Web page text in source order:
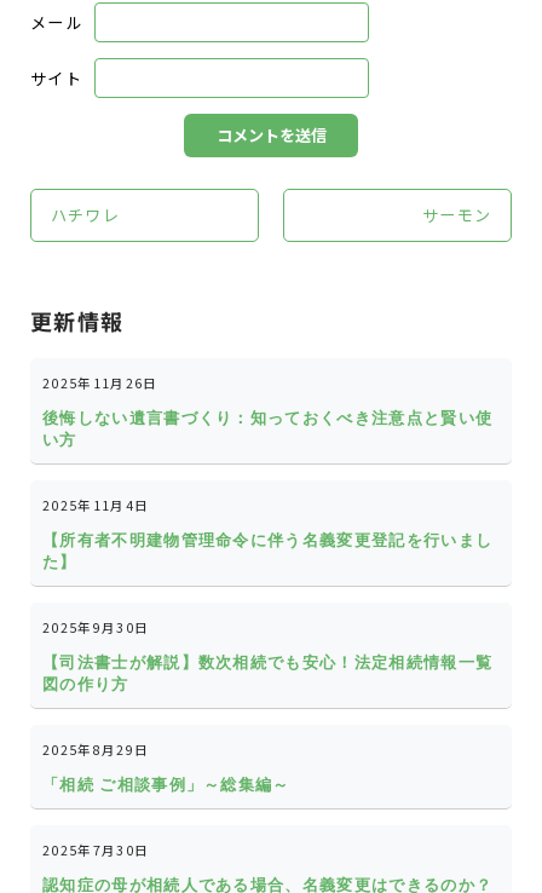
メール
サイト
ハチワレ サーモン
更新情報
2025年11月26日
後悔しない遺言書づくり：知っておくべき注意点と賢い使
い方
2025年11月4日
【所有者不明建物管理命令に伴う名義変更登記を行いまし
た】
2025年9月30日
【司法書士が解説】数次相続でも安心！法定相続情報一覧
図の作り方
2025年8月29日
「相続 ご相談事例」～総集編～
2025年7月30日
認知症の母が相続人である場合、名義変更はできるのか？